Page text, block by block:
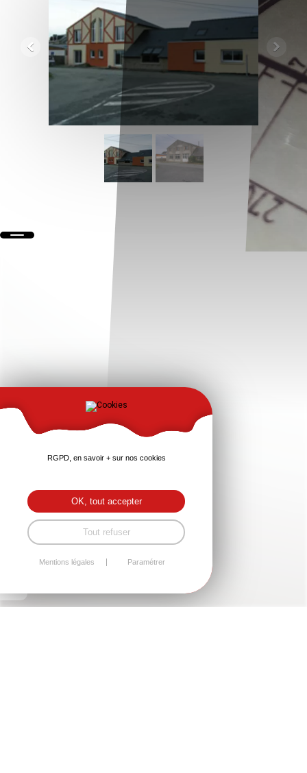
RGPD, en savoir + sur nos cookies
OK, tout accepter
Tout refuser
Mentions légales Paramétrer